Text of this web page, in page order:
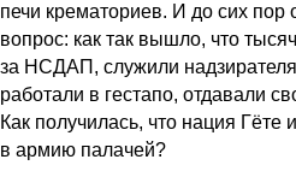
печи крематориев. И до сих пор
вопрос: как так вышло, что
за НСДАП, служили
работали в гестапо, отдавали
Как получилась, что нация Гёте
в армию палачей?